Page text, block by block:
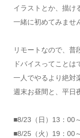
イラストとか、描け
一緒に初めてみませ
リモートなので、普
ドバイスってことは
一人でやるより絶対
週末お昼間と、平日
■8/23（日）13：00
■8/25（火）19：00